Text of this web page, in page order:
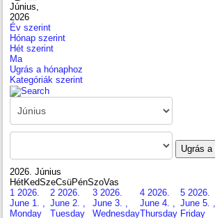
Június,
2026
Év szerint
Hónap szerint
Hét szerint
Ma
Ugrás a hónaphoz
Kategóriák szerint
Ugrás a
2026. Június
HétKedSzeCsüPénSzoVas
1 2026.
June 1. ,
Monday
2 2026.
June 2. ,
Tuesday
3 2026.
June 3. ,
Wednesday
4 2026.
June 4. ,
Thursday
5 2026.
June 5. ,
Friday